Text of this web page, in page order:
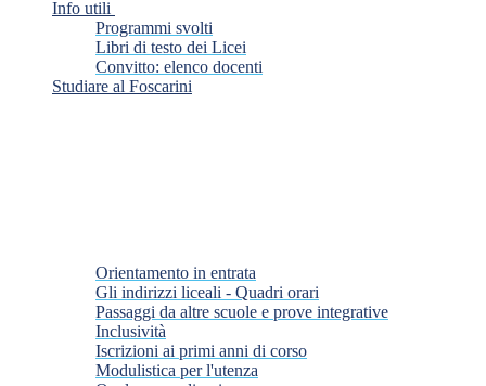
Info utili
Programmi svolti
Libri di testo dei Licei
Convitto: elenco docenti
Studiare al Foscarini
Orientamento in entrata
Gli indirizzi liceali - Quadri orari
Passaggi da altre scuole e prove integrative
Inclusività
Iscrizioni ai primi anni di corso
Modulistica per l'utenza